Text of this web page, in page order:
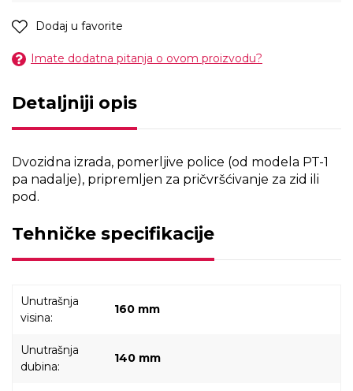
Dodaj u favorite
Imate dodatna pitanja o ovom proizvodu?
Detaljniji opis
Dvozidna izrada, pomerljive police (od modela PT-1
pa nadalje), pripremljen za pričvršćivanje za zid ili
pod.
Tehničke specifikacije
Unutrašnja
visina:
160 mm
Unutrašnja
dubina:
140 mm